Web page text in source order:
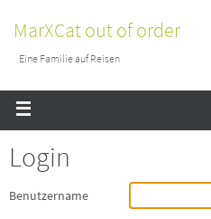
MarXCat out of order
Eine Familie auf Reisen
Login
Benutzername